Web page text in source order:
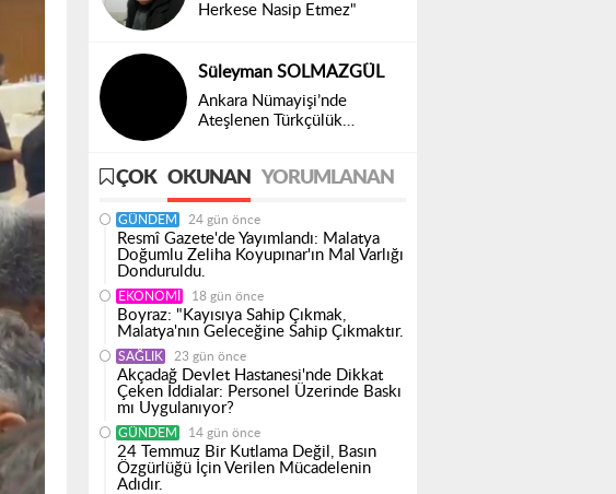
Herkese Nasip Etmez"
Süleyman SOLMAZGÜL
Ankara Nümayişi’nde
Ateşlenen Türkçülük
ÇOK OKUNAN YORUMLANAN
GÜNDEM 24 gün önce
Resmî Gazete'de Yayımlandı: Malatya
Doğumlu Zeliha Koyupınar'ın Mal Varlığı
Donduruldu.
EKONOMI 18 gün önce
Boyraz: "Kayısıya Sahip Çıkmak,
Malatya'nın Geleceğine Sahip Çıkmaktır.
SAĞLIK 23 gün önce
Akçadağ Devlet Hastanesi'nde Dikkat
Çeken İddialar: Personel Üzerinde Baskı
mı Uygulanıyor?
GÜNDEM 14 gün önce
24 Temmuz Bir Kutlama Değil, Basın
Özgürlüğü İçin Verilen Mücadelenin
Adıdır.